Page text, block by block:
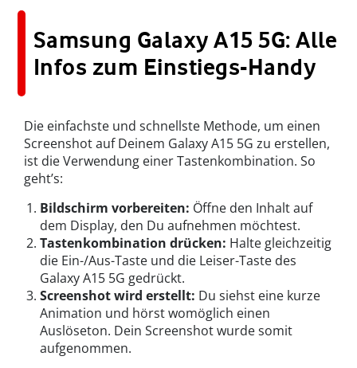
Samsung Galaxy A15 5G: Alle
Infos zum Einstiegs-Handy
Die einfachste und schnellste Methode, um einen
Screenshot auf Deinem Galaxy A15 5G zu erstellen,
ist die Verwendung einer Tastenkombination. So
geht’s:
Bildschirm vorbereiten: Öffne den Inhalt auf
dem Display, den Du aufnehmen möchtest.
Tastenkombination drücken: Halte gleichzeitig
die Ein-/Aus-Taste und die Leiser-Taste des
Galaxy A15 5G gedrückt.
Screenshot wird erstellt: Du siehst eine kurze
Animation und hörst womöglich einen
Auslöseton. Dein Screenshot wurde somit
aufgenommen.